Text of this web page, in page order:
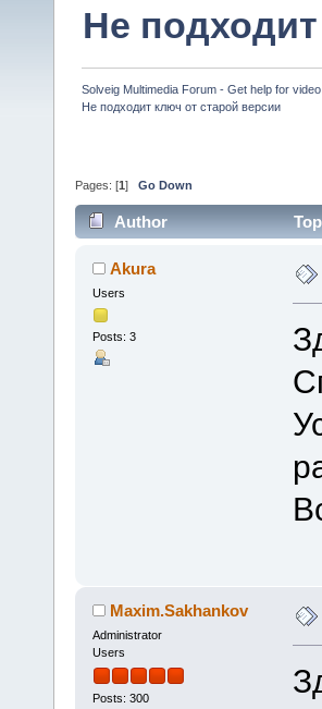
Не
Solveig Multimedia Forum - Get help for
Не подходит ключ от старой версии
Pages: [1 ] Go Down
Author
Akura
Users
Posts: 3
Maxim.Sakhankov
Administrator
Users
Posts: 300